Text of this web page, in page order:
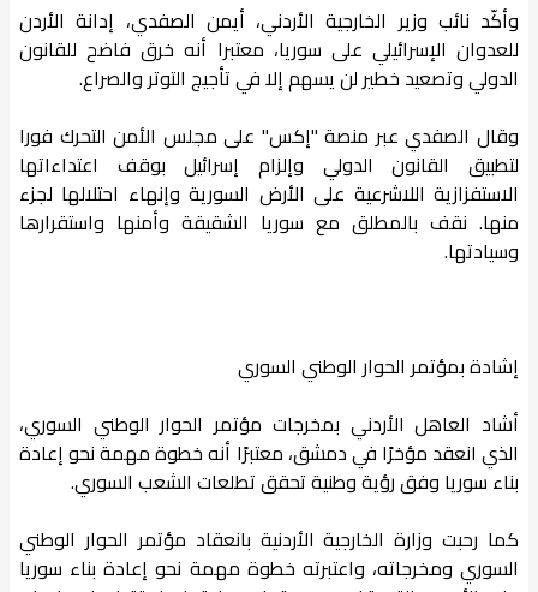
وأكّد نائب وزير الخارجية الأردني، أيمن الصفدي، إدانة الأردن
للعدوان الإسرائيلي على سوريا، معتبرا أنه خرق فاضح للقانون
الدولي وتصعيد خطير لن يسهم إلا في تأجيج التوتر والصراع.
وقال الصفدي عبر منصة "إكس" على مجلس الأمن التحرك فورا
لتطبيق القانون الدولي وإلزام إسرائيل بوقف اعتداءاتها
الاستفزازية اللاشرعية على الأرض السورية وإنهاء احتلالها لجزء
منها. نقف بالمطلق مع سوريا الشقيقة وأمنها واستقرارها
وسيادتها.
إشادة بمؤتمر الحوار الوطني السوري
أشاد العاهل الأردني بمخرجات مؤتمر الحوار الوطني السوري،
الذي انعقد مؤخرًا في دمشق، معتبرًا أنه خطوة مهمة نحو إعادة
بناء سوريا وفق رؤية وطنية تحقق تطلعات الشعب السوري.
كما رحبت وزارة الخارجية الأردنية بانعقاد مؤتمر الحوار الوطني
السوري ومخرجاته، واعتبرته خطوة مهمة نحو إعادة بناء سوريا